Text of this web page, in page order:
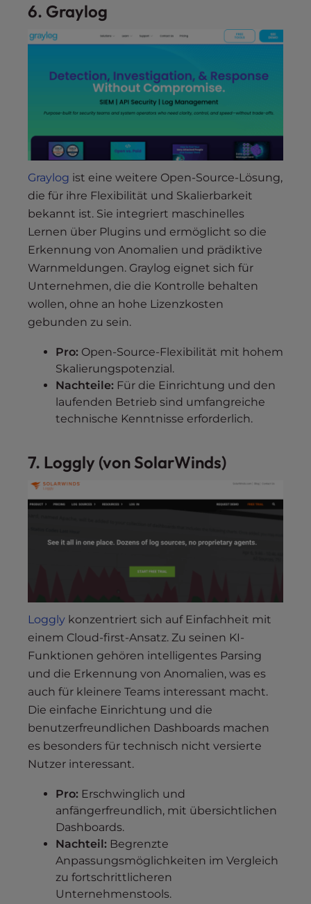
6. Graylog
Graylog ist eine weitere Open-Source-Lösung,
die für ihre Flexibilität und Skalierbarkeit
bekannt ist. Sie integriert maschinelles
Lernen über Plugins und ermöglicht so die
Erkennung von Anomalien und prädiktive
Warnmeldungen. Graylog eignet sich für
Unternehmen, die die Kontrolle behalten
wollen, ohne an hohe Lizenzkosten
gebunden zu sein.
Pro: Open-Source-Flexibilität mit hohem
Skalierungspotenzial.
Nachteile: Für die Einrichtung und den
laufenden Betrieb sind umfangreiche
technische Kenntnisse erforderlich.
7. Loggly (von SolarWinds)
Loggly konzentriert sich auf Einfachheit mit
einem Cloud-first-Ansatz. Zu seinen KI-
Funktionen gehören intelligentes Parsing
und die Erkennung von Anomalien, was es
auch für kleinere Teams interessant macht.
Die einfache Einrichtung und die
benutzerfreundlichen Dashboards machen
es besonders für technisch nicht versierte
Nutzer interessant.
Pro: Erschwinglich und
anfängerfreundlich, mit übersichtlichen
Dashboards.
Nachteil: Begrenzte
Anpassungsmöglichkeiten im Vergleich
zu fortschrittlicheren
Unternehmenstools.